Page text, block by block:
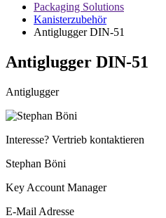
Packaging Solutions
Kanisterzubehör
Antiglugger DIN-51
Antiglugger DIN-51
Antiglugger
Interesse? Vertrieb kontaktieren
Stephan Böni
Key Account Manager
E-Mail Adresse